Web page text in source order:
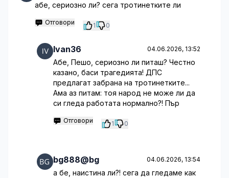
абе, сериозно ли? сега тротинетките ли
Отговори 1 0
Ivan36 04.06.2026, 13:52
Абе, Пешо, сериозно ли питаш? Честно
казано, баси трагедията! ДПС
предлагат забрана на тротинетките...
Ама аз питам: тоя народ не може ли да
си гледа работата нормално?! Пър
Отговори 1 0
bg888@bg 04.06.2026, 13:54
а бе, наистина ли?! сега да гледаме как